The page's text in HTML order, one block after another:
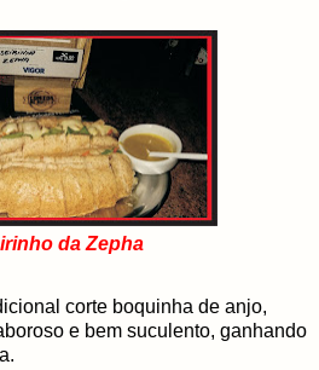
da Zepha
corte boquinha de anjo,
e bem suculento, ganhando